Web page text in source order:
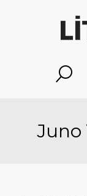
Juno